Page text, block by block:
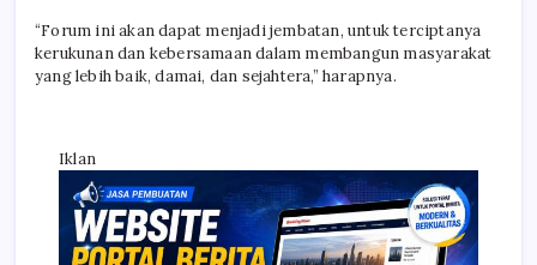
“Forum ini akan dapat menjadi jembatan, untuk terciptanya
kerukunan dan kebersamaan dalam membangun masyarakat
yang lebih baik, damai, dan sejahtera,” harapnya.
Iklan